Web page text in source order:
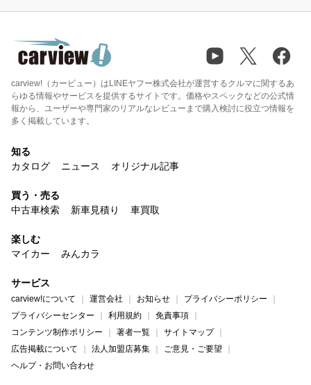
carview!（カービュー）はLINEヤフー株式会社が運営するクルマに関するあ
らゆる情報やサービスを提供するサイトです。価格やスペックなどの公式情
報から、ユーザーや専門家のリアルなレビューまで購入検討に役立つ情報を
多く掲載しています。
知る
カタログ
ニュース オリジナル記事
買う・売る
中古車検索
新車見積り 車買取
楽しむ
マイカー
みんカラ
サービス
carview!について 運営会社 お知らせ
プライバシーポリシー
プライバシーセンター
利用規約
免責事項
コンテンツ制作ポリシー
著者一覧
サイトマップ
広告掲載について
法人加盟店募集
ご意見・ご要望
ヘルプ・お問い合わせ